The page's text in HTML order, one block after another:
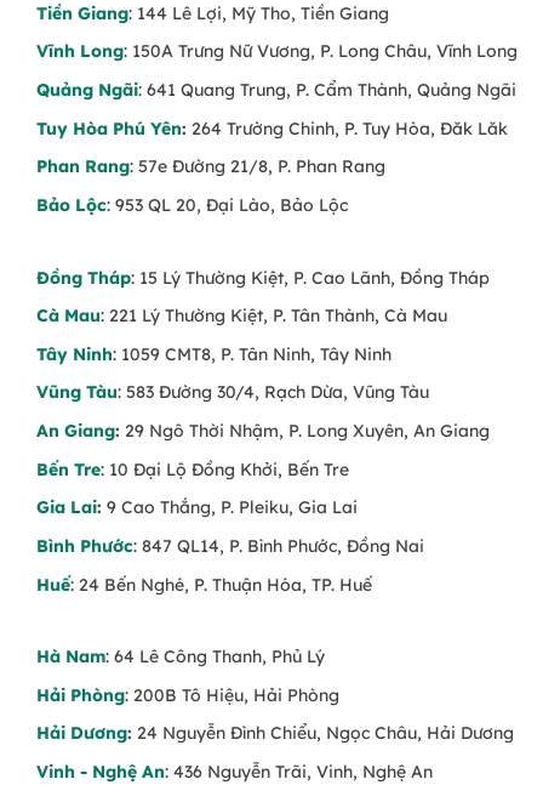
Tiền Giang: 144 Lê Lợi, Mỹ Tho, Tiền Giang
Vĩnh Long: 150A Trưng Nữ Vương, P. Long Châu, Vĩnh Long
Quảng Ngãi: 641 Quang Trung, P. Cẩm Thành, Quảng Ngãi
Tuy Hòa Phú Yên: 264 Trường Chinh, P. Tuy Hòa, Đăk Lăk
Phan Rang: 57e Đường 21/8, P. Phan Rang
Bảo Lộc: 953 QL 20, Đại Lào, Bảo Lộc
Đồng Tháp: 15 Lý Thường Kiệt, P. Cao Lãnh, Đồng Tháp
Cà Mau: 221 Lý Thường Kiệt, P. Tân Thành, Cà Mau
Tây Ninh: 1059 CMT8, P. Tân Ninh, Tây Ninh
Vũng Tàu: 583 Đường 30/4, Rạch Dừa, Vũng Tàu
An Giang: 29 Ngô Thời Nhậm, P. Long Xuyên, An Giang
Bến Tre: 10 Đại Lộ Đồng Khởi, Bến Tre
Gia Lai: 9 Cao Thắng, P. Pleiku, Gia Lai
Bình Phước: 847 QL14, P. Bình Phước, Đồng Nai
Huế: 24 Bến Nghé, P. Thuận Hóa, TP. Huế
Hà Nam: 64 Lê Công Thanh, Phủ Lý
Hải Phòng: 200B Tô Hiệu, Hải Phòng
Hải Dương: 24 Nguyễn Đình Chiểu, Ngọc Châu, Hải Dương
Vinh - Nghệ An: 436 Nguyễn Trãi, Vinh, Nghệ An